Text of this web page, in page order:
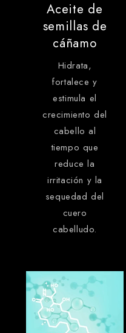
Aceite de
semillas de
cáñamo
Hidrata,
fortalece y
estimula el
crecimiento del
cabello al
tiempo que
reduce la
irritación y la
sequedad del
cuero
cabelludo.